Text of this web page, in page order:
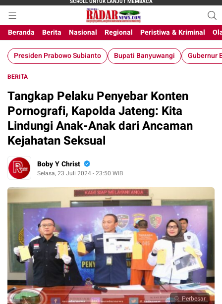
Beranda Berita Nasional Regional Peristiwa & Kriminal
Presiden Prabowo Subianto Bupati Banyuwangi Gubernur
BERITA
Tangkap Pelaku Penyebar Konten
Pornografi, Kapolda Jateng: Kita
Lindungi Anak-Anak dari Ancaman
Kejahatan Seksual
Boby Y Christ
Selasa, 23 Juli 2024 - 23:50 WIB
Perbesar